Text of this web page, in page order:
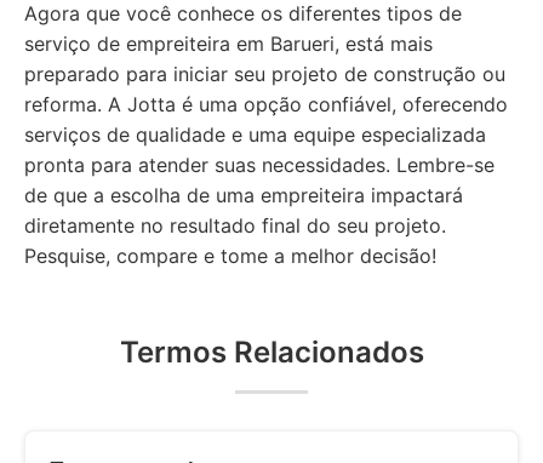
Agora que você conhece os diferentes tipos de
serviço de empreiteira em Barueri, está mais
preparado para iniciar seu projeto de construção ou
reforma. A Jotta é uma opção confiável, oferecendo
serviços de qualidade e uma equipe especializada
pronta para atender suas necessidades. Lembre-se
de que a escolha de uma empreiteira impactará
diretamente no resultado final do seu projeto.
Pesquise, compare e tome a melhor decisão!
Termos Relacionados